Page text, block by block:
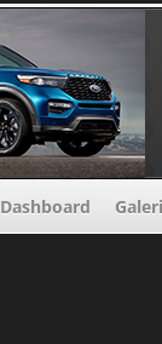
Dashboard